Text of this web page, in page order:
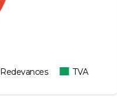
Redevances TVA